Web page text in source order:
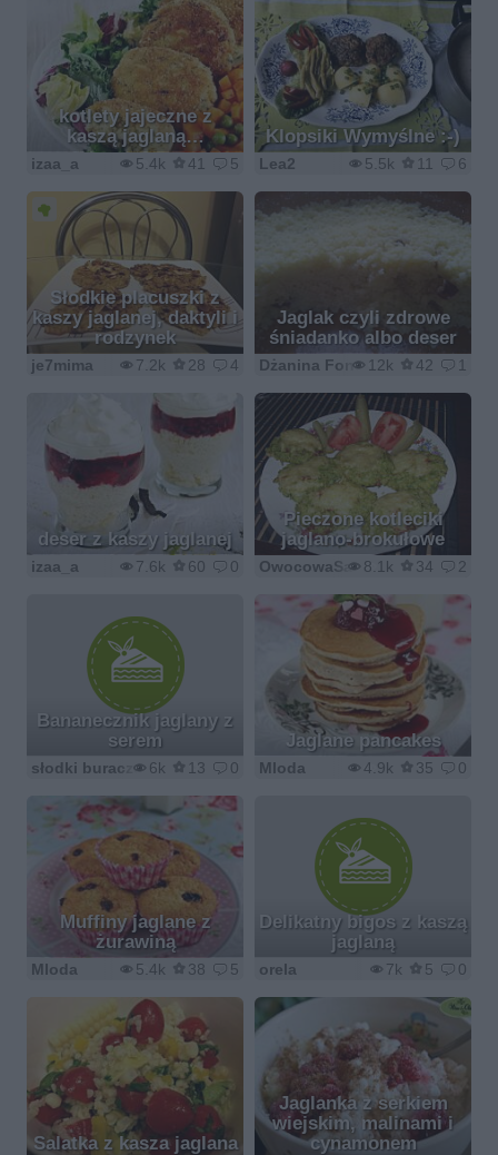
kotlety jajeczne z
kaszą jaglaną…
5.4k 41 5
izaa_a
Klopsiki Wymyślne :-)
5.5k 11 6
Lea2
Słodkie placuszki z
kaszy jaglanej, daktyli i
rodzynek
7.2k 28 4
je7mima
Jaglak czyli zdrowe
śniadanko albo deser
12k 42 1
Dżanina Fonda
deser z kaszy jaglanej
7.6k 60 0
izaa_a
Pieczone kotleciki
jaglano-brokułowe
8.1k 34 2
OwocowaSałateczka
Bananecznik jaglany z
serem
6k 13 0
słodki buraczek
Jaglane pancakes
4.9k 35 0
Mloda
Muffiny jaglane z
żurawiną
5.4k 38 5
Mloda
Delikatny bigos z kaszą
jaglaną
7k 5 0
orela
Salatka z kasza jaglana
Jaglanka z serkiem
wiejskim, malinami i
cynamonem